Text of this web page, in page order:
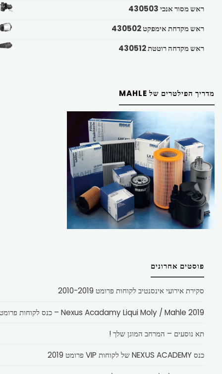
ראש מסור אנכי 430503
ראש מקדחת אימפקט 430502
ראש מקדחה רוטטת 430512
מדריך הפילטרים של MAHLE
פוסטים אחרונים
סקירת אירועי אינסנטיב לקוחות פרומט 2010-2019
Nexus Acadamy Liqui Moly / Mahle 2019 – כנס לקוחות פרומט
תא נוסעים – המרחב המוגן שלך !
כנס NEXUS ACADEMY של לקוחות VIP פרומט 2019